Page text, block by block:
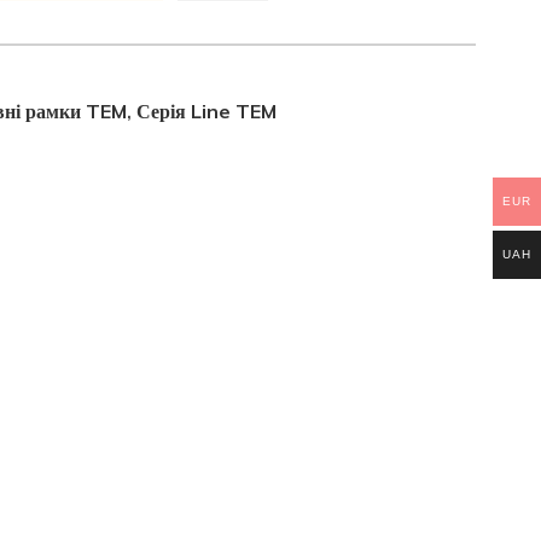
рамки TEM, Серія Line TEM
EUR
UAH